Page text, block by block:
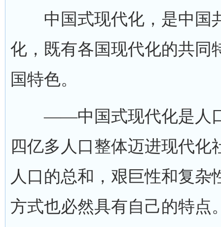
中国式现代化，是中国
化，既有各国现代化的共同
国特色。
——中国式现代化是人口
四亿多人口整体迈进现代
人口的总和，艰巨性和复
方式也必然具有自己的特点